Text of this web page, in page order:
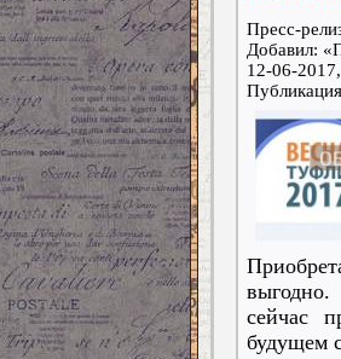
Пресс-
Добавил:
12-06-
выгодно.
сейчас
будущем